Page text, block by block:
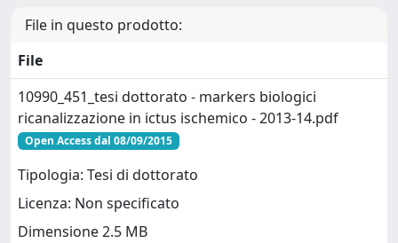
File in questo prodotto:
File
10990_451_tesi dottorato - markers biologici
ricanalizzazione in ictus ischemico - 2013-14.pdf
Open Access dal 08/09/2015
Tipologia: Tesi di dottorato
Licenza: Non specificato
Dimensione 2.5 MB